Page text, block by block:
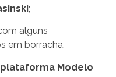
;
alguns
em borracha.
Modelo